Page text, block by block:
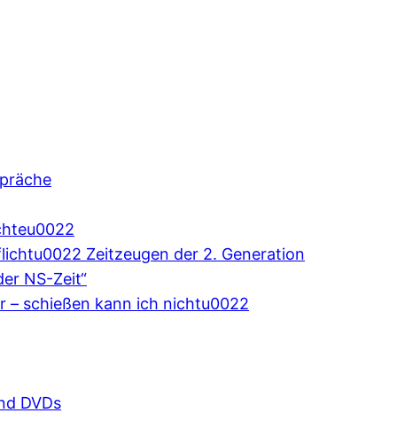
Zeitzeugen der 2. Generation
NS-Zeit“
– schießen kann ich nichtu0022
DVDs